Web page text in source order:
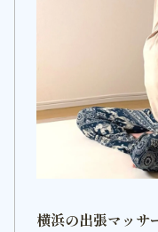
横浜の出張マッサ